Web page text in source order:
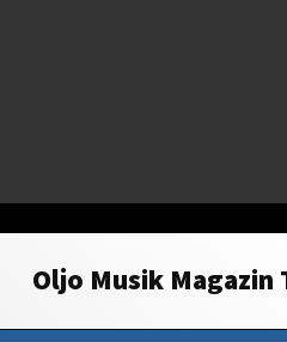
Oljo Musik Magazin